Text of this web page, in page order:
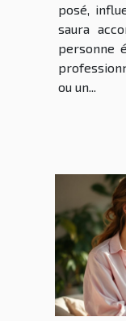
posé,
saura
personne
ou un...